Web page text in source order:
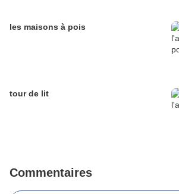
les maisons à pois
tour de lit
Commentaires